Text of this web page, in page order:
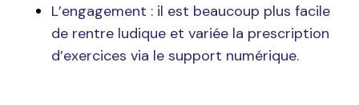
L’engagement : il est beaucoup plus facile
de rentre ludique et variée la prescription
d’exercices via le support numérique.